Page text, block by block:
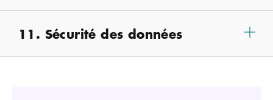
11. Sécurité des données